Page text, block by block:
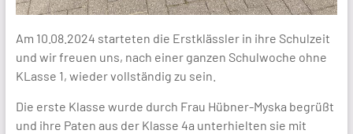
Am 10.08.2024 starteten die Erstklässler in ihre Schulzeit
und wir freuen uns, nach einer ganzen Schulwoche ohne
KLasse 1, wieder vollständig zu sein.
Die erste Klasse wurde durch Frau Hübner-Myska begrüßt
und ihre Paten aus der Klasse 4a unterhielten sie mit